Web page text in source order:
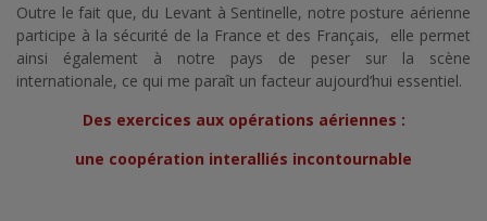
Outre le fait que, du Levant à Sentinelle, notre posture aérienne
participe à la sécurité de la France et des Français, elle permet
ainsi également à notre pays de peser sur la scène
internationale, ce qui me paraît un facteur aujourd’hui essentiel.
Des exercices aux opérations aériennes :
une coopération interalliés incontournable